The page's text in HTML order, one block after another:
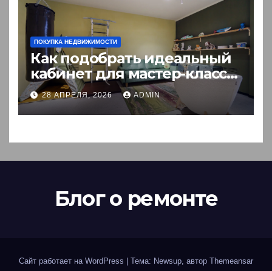
ПОКУПКА НЕДВИЖИМОСТИ
Как подобрать идеальный
кабинет для мастер-класса:
пошаговый гид
28 АПРЕЛЯ, 2026 ADMIN
Блог о ремонте
Сайт работает на WordPress | Тема: Newsup, автор Themeansar